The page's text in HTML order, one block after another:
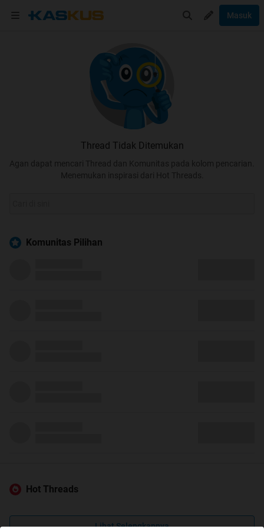
Masuk
Thread Tidak Ditemukan
Agan dapat mencari Thread dan Komunitas pada kolom pencarian.
Menemukan inspirasi dari Hot Threads.
Komunitas Pilihan
Hot Threads
Lihat Selengkapnya